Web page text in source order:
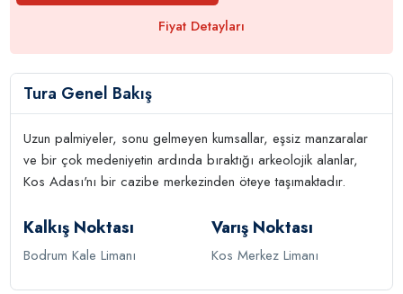
Fiyat Detayları
Tura Genel Bakış
Uzun palmiyeler, sonu gelmeyen kumsallar, eşsiz manzaralar
ve bir çok medeniyetin ardında bıraktığı arkeolojik alanlar,
Kos Adası'nı bir cazibe merkezinden öteye taşımaktadır.
Kalkış Noktası
Bodrum Kale Limanı
Varış Noktası
Kos Merkez Limanı